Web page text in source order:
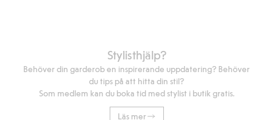
Stylisthjälp?
Behöver din garderob en inspirerande uppdatering? Behöver
du tips på att hitta din stil?
Som medlem kan du boka tid med stylist i butik gratis.
Läs mer